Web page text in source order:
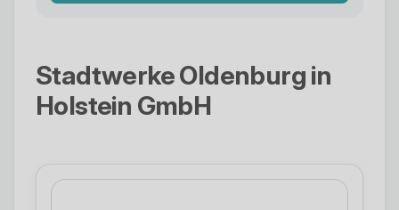
Stadtwerke Oldenburg in
Holstein GmbH